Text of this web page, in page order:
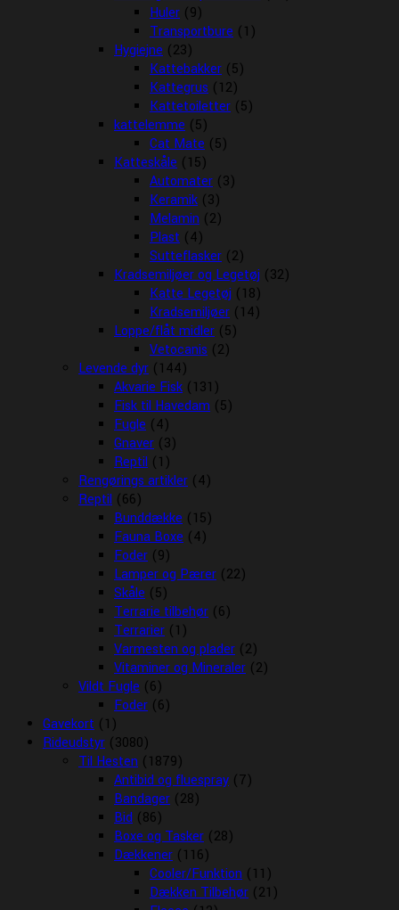
Huler (9)
Transportbure (1)
Hygiejne (23)
Kattebakker (5)
Kattegrus (12)
Kattetoiletter (5)
kattelemme (5)
Cat Mate (5)
Katteskåle (15)
Automater (3)
Keramik (3)
Melamin (2)
Plast (4)
Sutteflasker (2)
Kradsemiljøer og Legetøj (32)
Katte Legetøj (18)
Kradsemiljøer (14)
Loppe/flåt midler (5)
Vetocanis (2)
Levende dyr (144)
Akvarie Fisk (131)
Fisk til Havedam (5)
Fugle (4)
Gnaver (3)
Reptil (1)
Rengørings artikler (4)
Reptil (66)
Bunddække (15)
Fauna Boxe (4)
Foder (9)
Lamper og Pærer (22)
Skåle (5)
Terrarie tilbehør (6)
Terrarier (1)
Varmesten og plader (2)
Vitaminer og Mineraler (2)
Vildt Fugle (6)
Foder (6)
Gavekort (1)
Rideudstyr (3080)
Til Hesten (1879)
Antibid og fluespray (7)
Bandager (28)
Bid (86)
Boxe og Tasker (28)
Dækkener (116)
Cooler/Funktion (11)
Dækken Tilbehør (21)